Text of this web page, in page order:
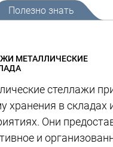
Полезно знать
МЕТАЛЛИЧЕСКИЕ
стеллажи
хранения в складах
Они
и